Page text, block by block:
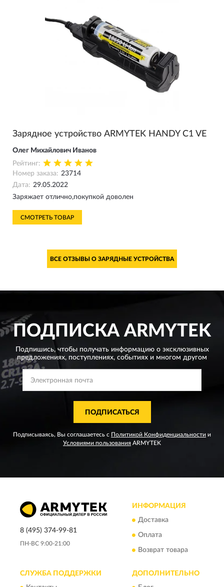
Зарядное устройство ARMYTEK HANDY C1 VE
Олег Михайлович Иванов
Рейтинг:
Номер заказа: 23714
Дата: 29.05.2022
Заряжает отлично,покупкой доволен
СМОТРЕТЬ ТОВАР
ВСЕ ОТЗЫВЫ О ЗАРЯДНЫЕ УСТРОЙСТВА
ПОДПИСКА ARMYTEK
Подпишись, чтобы получать информацию о эксклюзивных
предложениях, поступлениях, событиях и многом другом
ПОДПИСАТЬСЯ
Подписываясь, Вы соглашаетесь с Политикой Конфиденциальности и
Условиями пользования ARMYTEK
8 (495) 374-99-81
ПН-ВС 9:00-21:00
ИНФОРМАЦИЯ
Доставка
Оплата
Возврат товара
СЛУЖБА ПОДДЕРЖКИ ДОПОЛНИТЕЛЬНО